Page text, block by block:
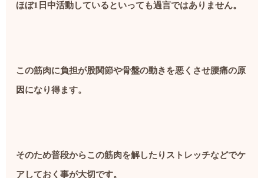
ほぼ1 日中活動しているといっても過言ではありません。
この筋肉に負担が股関節や骨盤の動きを悪くさせ腰痛の原
因になり得ます。
そのため普段からこの筋肉を解したり ストレッチなどでケ
アしておく事が大切です。